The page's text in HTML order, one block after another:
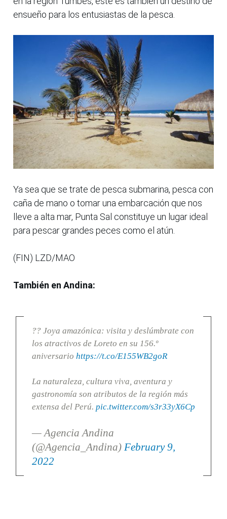
ensueño para los entusiastas de la pesca.
Ya sea que se trate de pesca submarina, pesca con
caña de mano o tomar una embarcación que nos
lleve a alta mar, Punta Sal constituye un lugar ideal
para pescar grandes peces como el atún.
(FIN) LZD/MAO
También en Andina:
?? Joya amazónica: visita y deslúmbrate con
los atractivos de Loreto en su 156.º
aniversario https://t.co/E155WB2goR
La naturaleza, cultura viva, aventura y
gastronomía son atributos de la región más
extensa del Perú. pic.twitter.com/s3r33yX6Cp
— Agencia Andina
(@Agencia_Andina) February 9,
2022